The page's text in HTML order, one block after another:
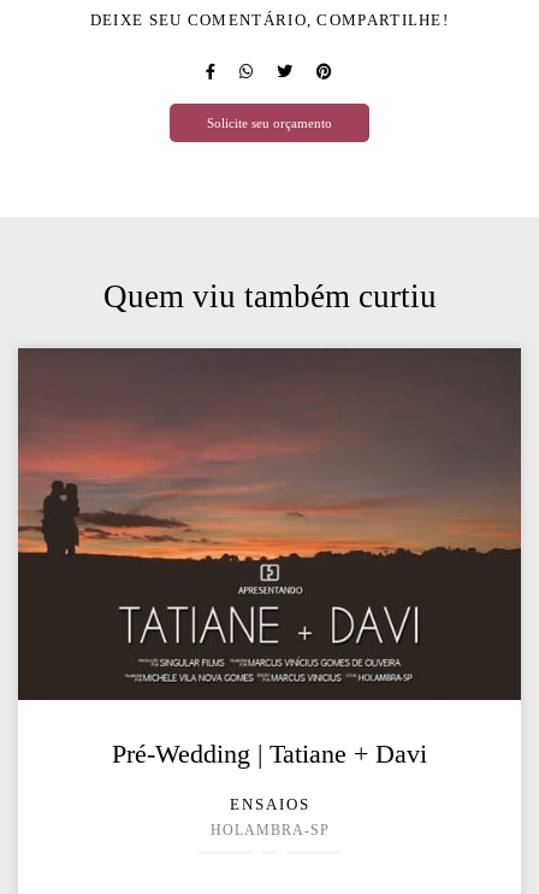
DEIXE SEU COMENTÁRIO, COMPARTILHE!
Solicite seu orçamento
Quem viu também curtiu
Pré-Wedding | Tatiane + Davi
ENSAIOS
HOLAMBRA-SP